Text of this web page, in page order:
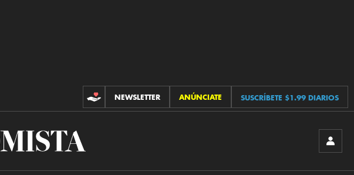
CONTRIBUCIONES
NEWSLETTER ANÚNCIATE SUSCRÍBETE $1.99 DIARIOS